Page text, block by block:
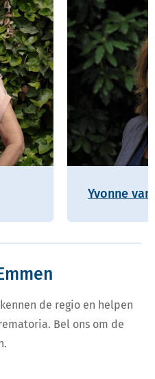
Yvonne
de regio en helpen
Bel ons om de